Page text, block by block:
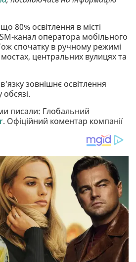
80% освітлення в місті
канал оператора мобільного
спочатку в ручному режимі
мостах, центральних вулицях та
зовнішнє освітлення
писали: Глобальний
. Офіційний коментар компанії